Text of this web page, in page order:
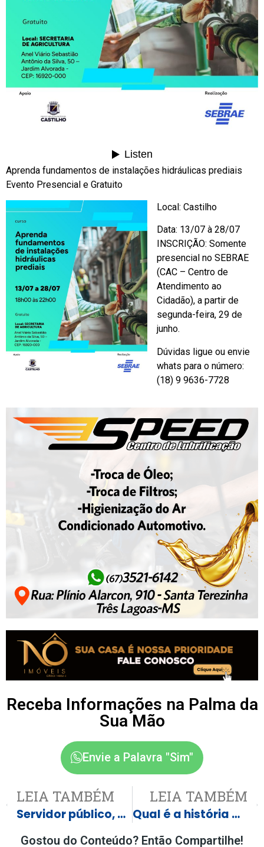
Aprenda fundamentos de instalações hidráulicas prediais
Evento Presencial e Gratuito
Local: Castilho
Data: 13/07 à 28/07
INSCRIÇÃO: Somente
presencial no SEBRAE
(CAC – Centro de
Atendimento ao
Cidadão), a partir de
segunda-feira, 29 de
junho.
Dúvidas ligue ou envie
whats para o número:
(18) 9 9636-7728
Receba Informações na Palma da
Sua Mão
Envie a Palavra "Sim"
LEIA TAMBÉM
Servidor público, Ataídes Inácio, encerra ciclo de quase 30 anos de dedicação à Prefeitura de Castilho
LEIA TAMBÉM
Qual é a história do cemitério do soldado em Três Lagoas Mato Grosso do Sul
Gostou do Conteúdo? Então Compartilhe!